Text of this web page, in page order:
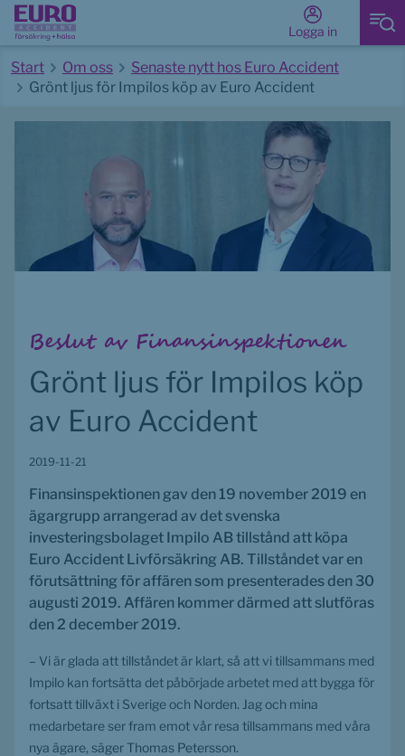
Logga in
Start Om oss
Senaste nytt hos Euro Accident
Grönt ljus för Impilos köp av Euro Accident
Beslut av Finansinspektionen
Grönt ljus för Impilos köp
av Euro Accident
2019-11-21
Finansinspektionen gav den 19 november 2019 en
ägargrupp arrangerad av det svenska
investeringsbolaget Impilo AB tillstånd att köpa
Euro Accident Livförsäkring AB. Tillståndet var en
förutsättning för affären som presenterades den 30
augusti 2019. Affären kommer därmed att slutföras
den 2 december 2019.
– Vi är glada att tillståndet är klart, så att vi tillsammans med
Impilo kan fortsätta det påbörjade arbetet med att bygga för
fortsatt tillväxt i Sverige och Norden. Jag och mina
medarbetare ser fram emot vår resa tillsammans med våra
nya ägare, säger Thomas Petersson.